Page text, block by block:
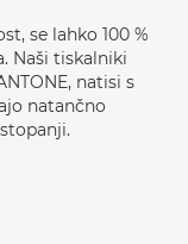
se lahko 100 %
Naši tiskalniki
natisi s
natančno